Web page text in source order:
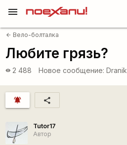
menu
arrow_back Вело-болталка
Любите грязь?
visibility 2 488 Новое сообщение: Dranik
notifications_active share
Tutor17
Автор